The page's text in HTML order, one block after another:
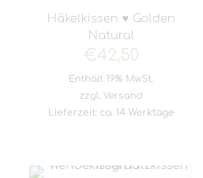
Häkelkissen ♥ Golden
Natural
€42,50
Enthält 19% MwSt.
zzgl.Versand
Lieferzeit: ca. 14 Werktage